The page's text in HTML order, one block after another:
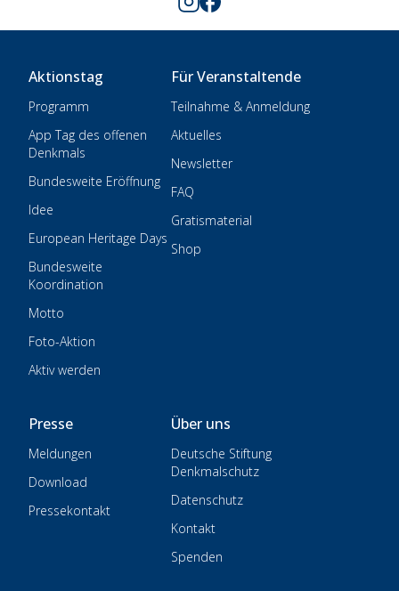
Aktionstag
Programm
App Tag des offenen
Denkmals
Bundesweite Eröffnung
Idee
European Heritage Days
Bundesweite
Koordination
Motto
Foto-Aktion
Aktiv werden
Für Veranstaltende
Teilnahme & Anmeldung
Aktuelles
Newsletter
FAQ
Gratismaterial
Shop
Presse
Meldungen
Download
Pressekontakt
Über uns
Deutsche Stiftung
Denkmalschutz
Datenschutz
Kontakt
Spenden